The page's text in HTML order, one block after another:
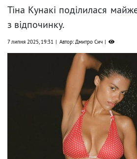
Тіна Кунакі поділилася
з відпочинку.
7 липня 2025, 19:31 Автор: Дмитро Сич